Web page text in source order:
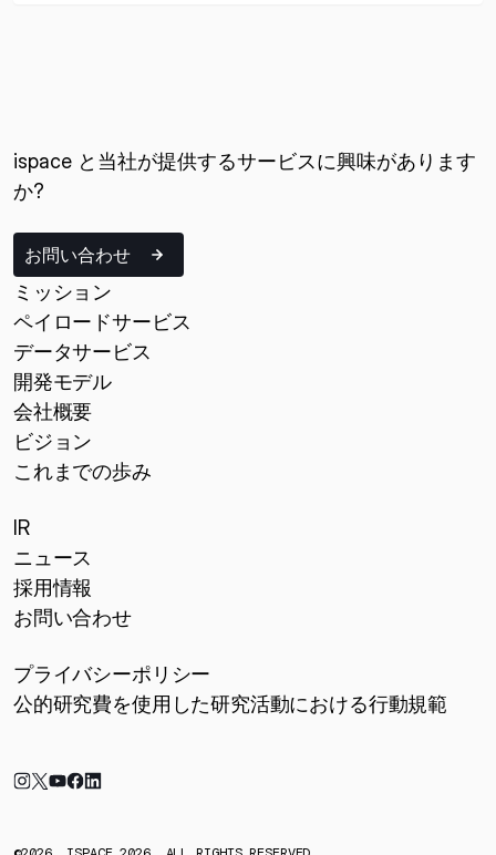
ispace と当社が提供するサービスに興味があります
か?
お問い合わせ
ミッション
ペイロードサービス
データサービス
開発モデル
会社概要
ビジョン
これまでの歩み
IR
ニュース
採用情報
お問い合わせ
プライバシーポリシー
公的研究費を使用した研究活動における行動規範